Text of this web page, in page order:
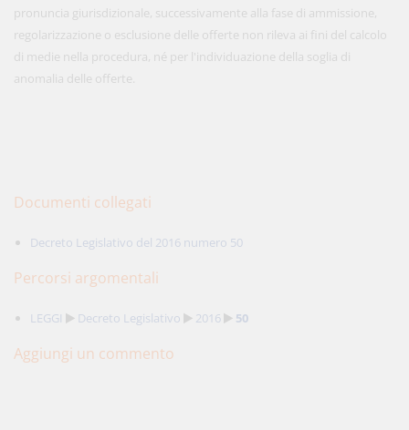
pronuncia giurisdizionale, successivamente alla fase di ammissione,
regolarizzazione o esclusione delle offerte non rileva ai fini del calcolo
di medie nella procedura, né per l'individuazione della soglia di
anomalia delle offerte.
Documenti collegati
Decreto Legislativo del 2016 numero 50
Percorsi argomentali
LEGGI Decreto Legislativo 2016 50
Aggiungi un commento